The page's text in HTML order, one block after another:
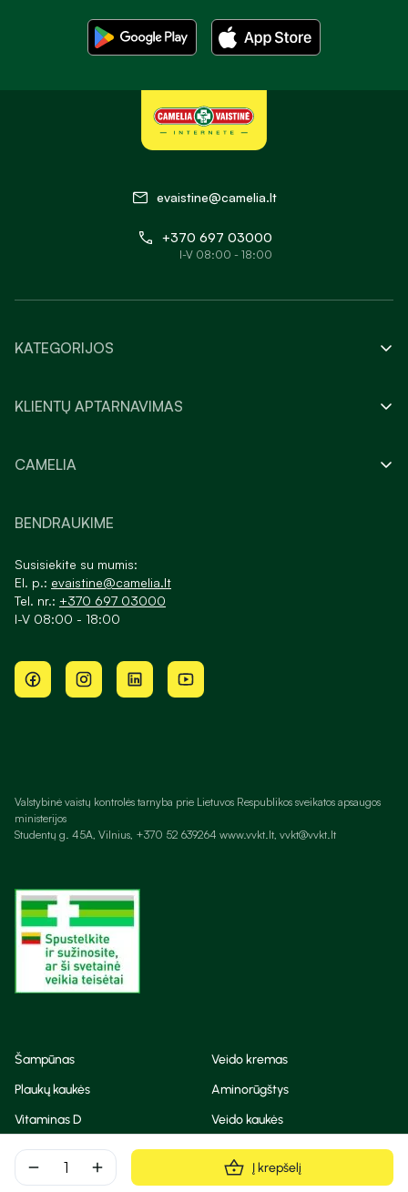
remove add Į krepšelį
evaistine@camelia.lt
+370 697 03000
I-V 08:00 - 18:00
KATEGORIJOS
KLIENTŲ APTARNAVIMAS
CAMELIA
BENDRAUKIME
Susisiekite su mumis:
El. p.: evaistine@camelia.lt
Tel. nr.: +370 697 03000
I-V 08:00 - 18:00
Valstybinė vaistų kontrolės tarnyba prie Lietuvos Respublikos sveikatos apsaugos
ministerijos
Studentų g. 45A, Vilnius, +370 52 639264 www.vvkt.lt, vvkt@vvkt.lt
Šampūnas
Veido kremas
Plaukų kaukės
Aminorūgštys
Vitaminas D
Veido kaukės
Korėjietiška kosmetika
Eteriniai aliejai
Dezodorantas
BB ir CC kremas